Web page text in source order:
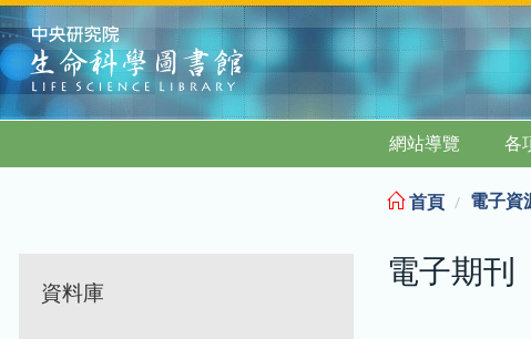
:::
網站導覽 各
資料庫
首頁 電子資
電子期刊